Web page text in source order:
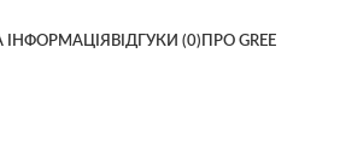
ВІДГУКИ (0) ПРО GREE